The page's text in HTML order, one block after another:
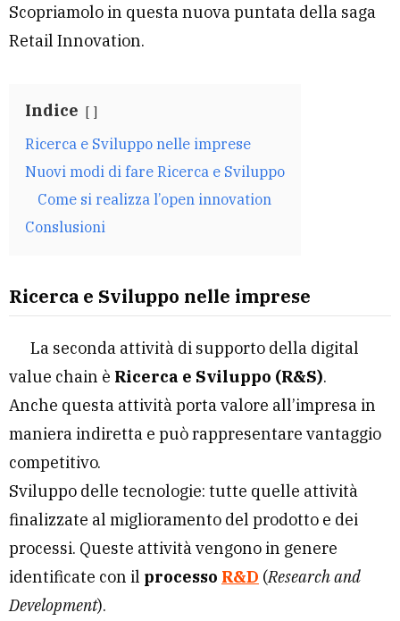
Scopriamolo in questa nuova puntata della saga
Retail Innovation.
Indice
Ricerca e Sviluppo nelle imprese
Nuovi modi di fare Ricerca e Sviluppo
Come si realizza l’open innovation
Conslusioni
Ricerca e Sviluppo nelle imprese
La seconda attività di supporto della digital
value chain è Ricerca e Sviluppo (R&S).
Anche questa attività porta valore all’impresa in
maniera indiretta e può rappresentare vantaggio
competitivo.
Sviluppo delle tecnologie: tutte quelle attività
finalizzate al miglioramento del prodotto e dei
processi. Queste attività vengono in genere
identificate con il processo R&D (Research and
Development).